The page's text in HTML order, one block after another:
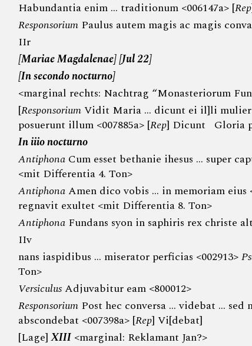
Habundantia enim … traditionum <006147a> [Rep
Responsorium Paulus autem magis ac magis
IIr
[Mariae Magdalenae] [Jul 22]
[In secondo nocturno]
<marginal rechts: Nachtrag “Monasteriorum
[ResponsoriumVidit Maria … dicunt ei il]li mulier
posuerunt illum <007885a> [Rep] Dicunt Gloria
In iiio nocturno
Antiphona Cum esset bethanie ihesus … super
<mit Differentia 4. Ton>
AntiphonaAmen dico vobis … in memoriam eius
regnavit exultet <mit Differentia 8. Ton>
Antiphona Fundans syon in saphiris rex christe
IIv
nans iaspidibus ... miserator perficias <002913>
Ton>
VersiculusAdjuvabitur eam <800012>
Responsorium Post hec conversa … videbat … sed
abscondebat <007398a> [Rep] Vi[debat]
[Lage]XIII <marginal: Reklamant Jan?>